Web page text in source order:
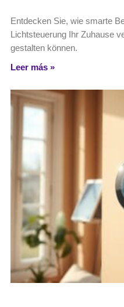
Entdecken Sie, wie smarte
Lichtsteuerung Ihr Zuhause
gestalten können.
Leer más »